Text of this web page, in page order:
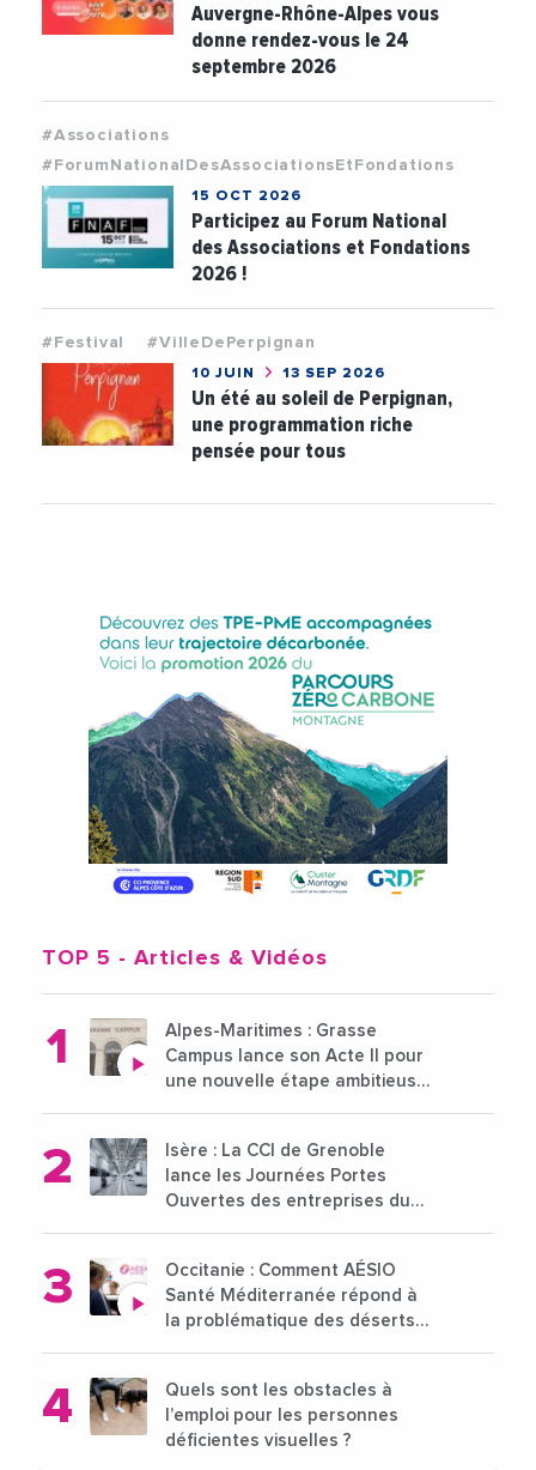
Auvergne-Rhône-Alpes vous
donne rendez-vous le 24
septembre 2026
#Associations
#ForumNationalDesAssociationsEtFondations
15 OCT 2026
Participez au Forum National
des Associations et Fondations
2026 !
#Festival #VilleDePerpignan
10 JUIN 13 SEP 2026
Un été au soleil de Perpignan,
une programmation riche
pensée pour tous
TOP 5 - Articles & Vidéos
Alpes-Maritimes : Grasse
Campus lance son Acte II pour
une nouvelle étape ambitieuse
Isère : La CCI de Grenoble
lance les Journées Portes
Ouvertes des entreprises du
Occitanie : Comment AÉSIO
Santé Méditerranée répond à
la problématique des déserts
Quels sont les obstacles à
l’emploi pour les personnes
déficientes visuelles ?